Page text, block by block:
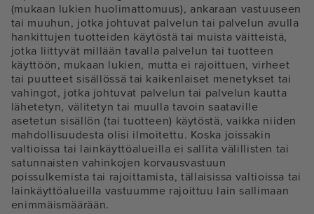
(mukaan lukien huolimattomuus), ankaraan vastuuseen
tai muuhun, jotka johtuvat palvelun tai palvelun avulla
hankittujen tuotteiden käytöstä tai muista väitteistä,
jotka liittyvät millään tavalla palvelun tai tuotteen
käyttöön, mukaan lukien, mutta ei rajoittuen, virheet
tai puutteet sisällössä tai kaikenlaiset menetykset tai
vahingot, jotka johtuvat palvelun tai palvelun kautta
lähetetyn, välitetyn tai muulla tavoin saataville
asetetun sisällön (tai tuotteen) käytöstä, vaikka niiden
mahdollisuudesta olisi ilmoitettu. Koska joissakin
valtioissa tai lainkäyttöalueilla ei sallita välillisten tai
satunnaisten vahinkojen korvausvastuun
poissulkemista tai rajoittamista, tällaisissa valtioissa tai
lainkäyttöalueilla vastuumme rajoittuu lain sallimaan
enimmäismäärään.